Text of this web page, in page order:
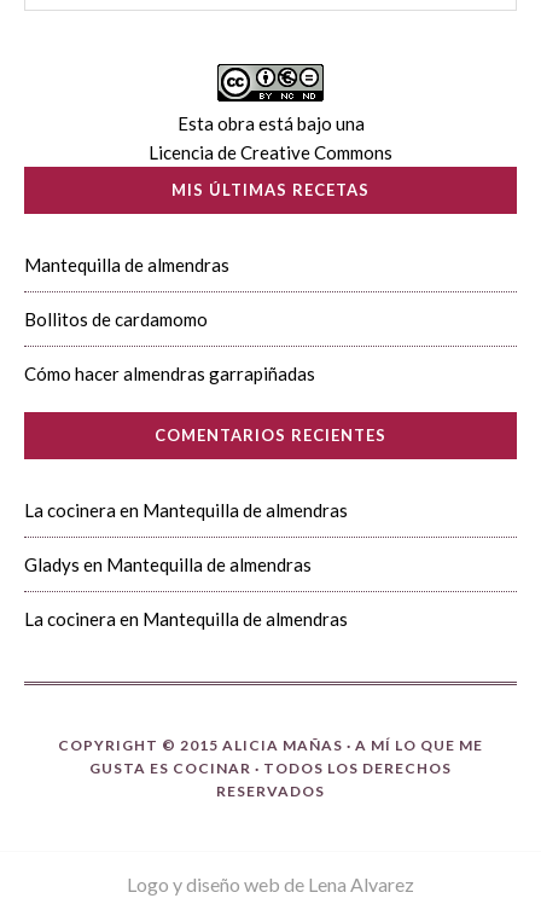
Esta obra está bajo una
Licencia de Creative Commons
MIS ÚLTIMAS RECETAS
Mantequilla de almendras
Bollitos de cardamomo
Cómo hacer almendras garrapiñadas
COMENTARIOS RECIENTES
La cocineraen Mantequilla de almendras
Gladys en Mantequilla de almendras
La cocineraen Mantequilla de almendras
COPYRIGHT © 2015 ALICIA MAÑAS · A MÍ LO QUE ME
GUSTA ES COCINAR · TODOS LOS DERECHOS
RESERVADOS
Logo y diseño web de Lena Alvarez